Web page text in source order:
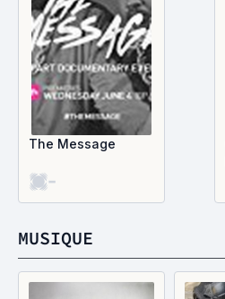
The Message
-
MUSIQUE